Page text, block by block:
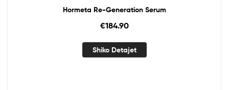
Hormeta Re-Generation Serum
€184.90
Shiko Detajet